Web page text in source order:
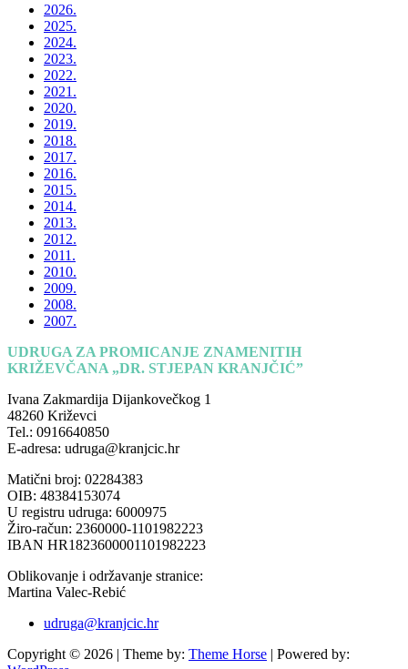
2026.
2025.
2024.
2023.
2022.
2021.
2020.
2019.
2018.
2017.
2016.
2015.
2014.
2013.
2012.
2011.
2010.
2009.
2008.
2007.
UDRUGA ZA PROMICANJE ZNAMENITIH
KRIŽEVČANA „DR. STJEPAN KRANJČIĆ”
Ivana Zakmardija Dijankovečkog 1
48260 Križevci
Tel.: 0916640850
E-adresa: udruga@kranjcic.hr
Matični broj: 02284383
OIB: 48384153074
U registru udruga: 6000975
Žiro-račun: 2360000-1101982223
IBAN HR1823600001101982223
Oblikovanje i održavanje stranice:
Martina Valec-Rebić
udruga@kranjcic.hr
Copyright © 2026 | Theme by: Theme Horse | Powered by: